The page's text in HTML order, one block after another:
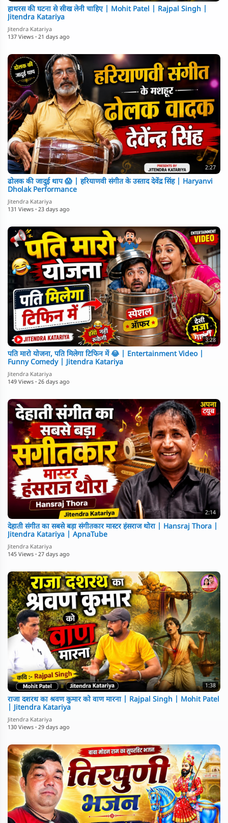
हाथरस की घटना से सीख लेनी चाहिए | Mohit Patel | Rajpal Singh |
Jitendra Katariya
Jitendra Katariya
137 Views · 21 days ago
2:27
ढोलक की जादुई थाप 😱 | हरियाणवी संगीत के उस्ताद देवेंद्र सिंह | Haryanvi
Dholak Performance
Jitendra Katariya
131 Views · 23 days ago
3:28
पति मारो योजना, पति मिलेगा टिफिन में 😂 | Entertainment Video |
Funny Comedy | Jitendra Katariya
Jitendra Katariya
149 Views · 26 days ago
2:14
देहाती संगीत का सबसे बड़ा संगीतकार मास्टर हंसराज थोरा | Hansraj Thora |
Jitendra Katariya | ApnaTube
Jitendra Katariya
145 Views · 27 days ago
1:38
राजा दशरथ का श्रवण कुमार को वाण मारना | Rajpal Singh | Mohit Patel
| Jitendra Katariya
Jitendra Katariya
130 Views · 29 days ago